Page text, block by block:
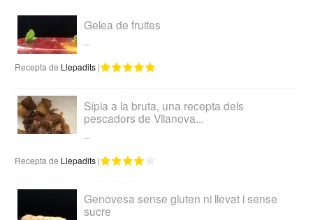
Gelea de fruites
...
Recepta de Llepadits |
Sípia a la bruta, una recepta dels
pescadors de Vilanova...
...
Recepta de Llepadits |
Genovesa sense gluten ni llevat i sense
sucre